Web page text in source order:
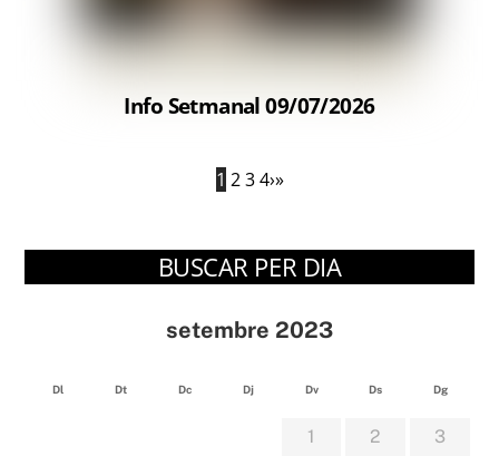
Info Setmanal 09/07/2026
1 2 3 4›»
BUSCAR PER DIA
setembre 2023
Dl Dt Dc Dj Dv Ds Dg
1 2 3